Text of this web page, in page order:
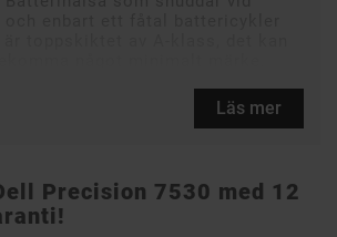
Precision 7530 med 12
Läs mer